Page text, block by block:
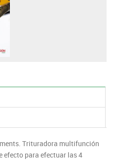
Trituradora multifunción
efecto para efectuar las 4